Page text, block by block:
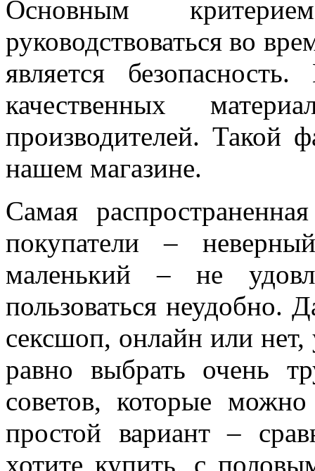
Основным
руководствоваться во
является
качественных
производителей. Такой
нашем магазине.
Самая
покупатели –
маленький – не
пользоваться неудобно.
сексшоп, онлайн или нет,
равно выбрать очень
советов, которые
простой вариант –
хотите купить, с